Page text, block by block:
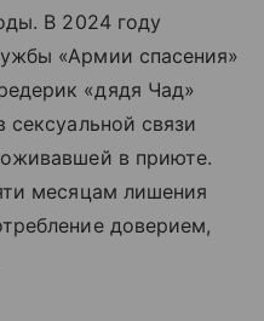
В 2024 году
«Армии спасения»
«дядя Чад»
сексуальной связи
в приюте.
месяцам лишения
доверием,